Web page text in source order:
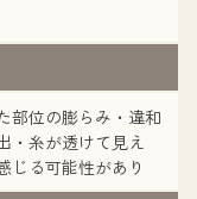
部位の膨らみ・違和
・糸が透けて見え
じる可能性があり